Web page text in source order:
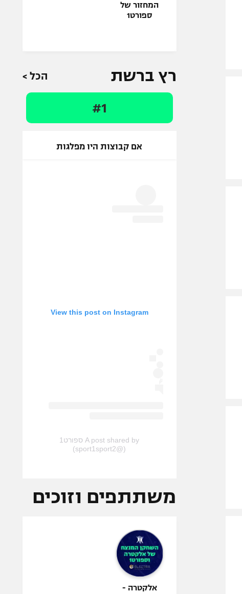
המחזור של
ספורט1
רץ ברשת הכל >
#1
אם קבוצות היו מפלגות
View this post on Instagram
A post shared by ספורט1
(@sport1sport2)
משתתפים וזוכים
אלקטרה -